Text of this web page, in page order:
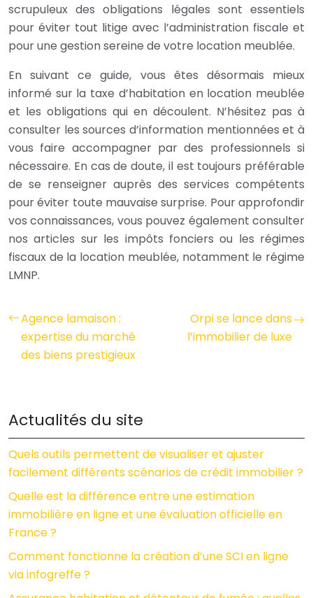
scrupuleux des obligations légales sont essentiels
pour éviter tout litige avec l’administration fiscale et
pour une gestion sereine de votre location meublée.
En suivant ce guide, vous êtes désormais mieux
informé sur la taxe d’habitation en location meublée
et les obligations qui en découlent. N’hésitez pas à
consulter les sources d’information mentionnées et à
vous faire accompagner par des professionnels si
nécessaire. En cas de doute, il est toujours préférable
de se renseigner auprès des services compétents
pour éviter toute mauvaise surprise. Pour approfondir
vos connaissances, vous pouvez également consulter
nos articles sur les impôts fonciers ou les régimes
fiscaux de la location meublée, notamment le régime
LMNP.
Agence lamaison :
expertise du marché
des biens prestigieux
Orpi se lance dans
l’immobilier de luxe
Actualités du site
Quels outils permettent de visualiser et ajuster
facilement différents scénarios de crédit immobilier ?
Quelle est la différence entre une estimation
immobilière en ligne et une évaluation officielle en
France ?
Comment fonctionne la création d’une SCI en ligne
via infogreffe ?